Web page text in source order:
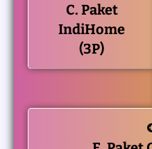
C. Paket
IndiHome
(3P)